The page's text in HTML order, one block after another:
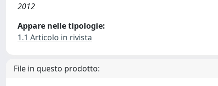
2012
Appare nelle tipologie:
1.1 Articolo in rivista
File in questo prodotto: